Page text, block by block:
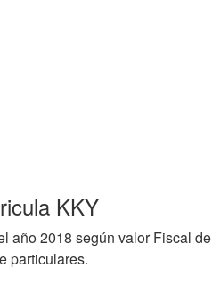
KKY
año 2018 según valor Fiscal de
particulares.